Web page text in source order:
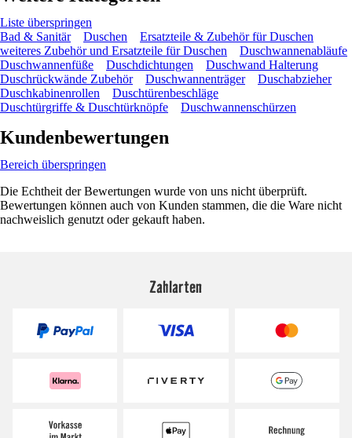
Liste überspringen
Bad & Sanitär
Duschen
Ersatzteile & Zubehör für Duschen
weiteres Zubehör und Ersatzteile für Duschen
Duschwannenabläufe
Duschwannenfüße
Duschdichtungen
Duschwand Halterung
Duschrückwände Zubehör
Duschwannenträger
Duschabzieher
Duschkabinenrollen
Duschtürenbeschläge
Duschtürgriffe & Duschtürknöpfe
Duschwannenschürzen
Kundenbewertungen
Bereich überspringen
Die Echtheit der Bewertungen wurde von uns nicht überprüft.
Bewertungen können auch von Kunden stammen, die die Ware nicht
nachweislich genutzt oder gekauft haben.
Zahlarten